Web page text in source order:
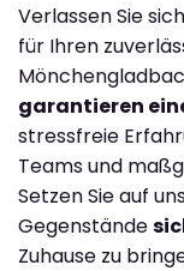
Verlassen Sie
für Ihren
garantieren
stressfreie
Teams und
Setzen Sie auf
Gegenstände
Zuhause zu